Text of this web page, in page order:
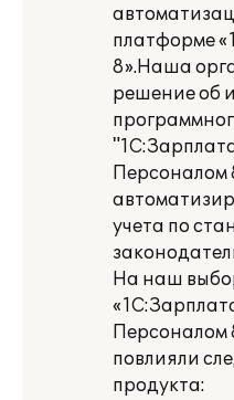
платформе
8».Наша
решение об
Персоналом
учета по
На наш
Персоналом
повлияли
продукта: